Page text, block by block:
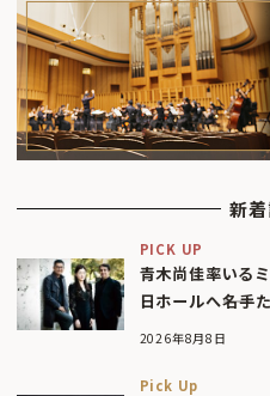
新
PICK UP
青木尚佳率いる
日ホールへ――名
2026年8月8日
Pick Up